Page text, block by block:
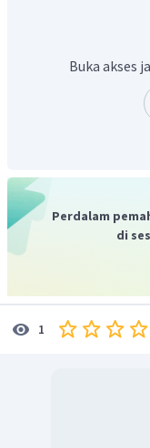
Di udara terdapat
sebesar 21%.
api kembali
Oleh karena itu
Buka akses
Perdalam
di
1